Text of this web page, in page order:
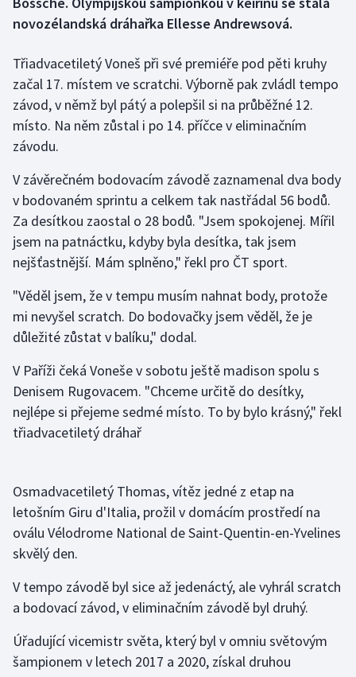
Jezdectví
Judo
Krasobruslení
Lezení
Lyže a snowboard
Moderní pětiboj
Motorsport
Olympijské hry
Parasport
Plavání
Ragby
Rychlobruslení
Short track
Sportovní střelba
novozélandská dráhařka Ellesse Andrewsová.
Třiadvacetiletý Voneš při své premiéře pod pěti kruhy
začal 17. místem ve scratchi. Výborně pak zvládl tempo
závod, v němž byl pátý a polepšil si na průběžné 12.
místo. Na něm zůstal i po 14. příčce v eliminačním
závodu.
V závěrečném bodovacím závodě zaznamenal dva body
v bodovaném sprintu a celkem tak nastřádal 56 bodů.
Za desítkou zaostal o 28 bodů. "Jsem spokojenej. Mířil
jsem na patnáctku, kdyby byla desítka, tak jsem
nejšťastnější. Mám splněno," řekl pro ČT sport.
"Věděl jsem, že v tempu musím nahnat body, protože
mi nevyšel scratch. Do bodovačky jsem věděl, že je
důležité zůstat v balíku," dodal.
V Paříži čeká Voneše v sobotu ještě madison spolu s
Denisem Rugovacem. "Chceme určitě do desítky,
nejlépe si přejeme sedmé místo. To by bylo krásný," řekl
třiadvacetiletý dráhař
Osmadvacetiletý Thomas, vítěz jedné z etap na
letošním Giru d'Italia, prožil v domácím prostředí na
oválu Vélodrome National de Saint-Quentin-en-Yvelines
skvělý den.
V tempo závodě byl sice až jedenáctý, ale vyhrál scratch
a bodovací závod, v eliminačním závodě byl druhý.
Úřadující vicemistr světa, který byl v omniu světovým
šampionem v letech 2017 a 2020, získal druhou